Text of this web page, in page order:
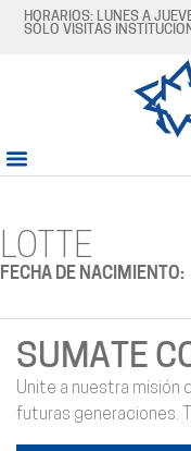
HORARIOS: LUNES A
SÓLO VISITAS
LOTTE
FECHA DE NACIMIENTO:
SUMATE
Unite a nuestra misión
futuras generaciones.